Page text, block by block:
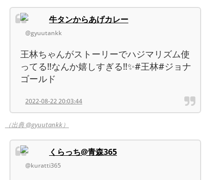
牛タンからあげカレー
@gyuutankk
王林ちゃんがストーリーでハジマリズム使
ってる‼︎なんか嬉しすぎる‼︎✨#王林#ジョナ
ゴールド
2022-08-22 20:03:44
（出典 @gyuutankk）
くらっち@青森365
@kuratti365